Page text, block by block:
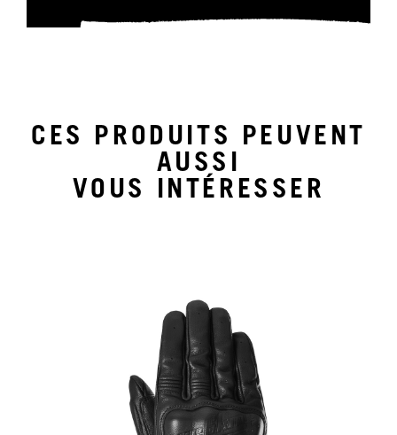
CES PRODUITS PEUVENT
AUSSI
VOUS INTÉRESSER